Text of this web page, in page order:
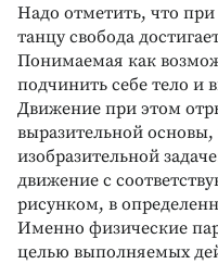
Надо отметить, что
танцу свобода
Понимаемая как
подчинить себе тело и
Движение при этом
выразительной
изобразительной
движение с
рисунком, в
Именно физические
целью выполняемых